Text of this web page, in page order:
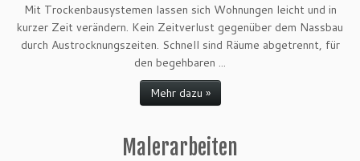
Mit Trockenbausystemen lassen sich Wohnungen leicht und in
kurzer Zeit verändern. Kein Zeitverlust gegenüber dem Nassbau
durch Austrocknungszeiten. Schnell sind Räume abgetrennt, für
den begehbaren ...
Mehr dazu »
Malerarbeiten